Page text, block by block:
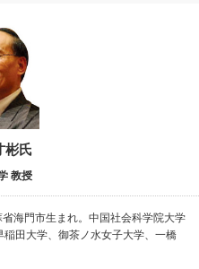
氏
教授
海門市生まれ。中国社会科学院大学
田大学、御茶ノ水女子大学、一橋